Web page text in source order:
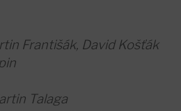
Františák, David Košťák
Talaga